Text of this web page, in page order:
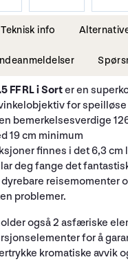
Teknisk info
FF RL i Sorter en
for speilløse
bemerkelsesverdige
19 cm minimum
finnes i det 6,3 cm
deg fange det
reisemomenter
problemer.
også 2 asfæriske
for å
kromatiske avvik